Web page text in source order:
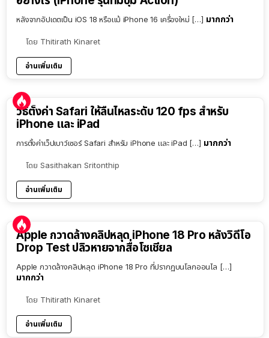
หลังจากอัปเดตเป็น iOS 18 หรือแม้ iPhone 16 เครื่องใหม่ […] มากกว่า
โดย Thitirath Kinaret
อ่านเพิ่มเติม
วิธีตั้งค่า Safari ให้ลื่นไหลระดับ 120 fps สำหรับ
iPhone และ iPad
การตั้งค่าเว็ปเบาว์เซอร์ Safari สำหรับ iPhone และ iPad […] มากกว่า
โดย Sasithakan Sritonthip
อ่านเพิ่มเติม
Apple กวาดล้างคลิปหลุด iPhone 18 Pro หลังวิดีโอ
Drop Test ปลิวหายจากสื่อโซเชียล
Apple กวาดล้างคลิปหลุด iPhone 18 Pro ที่ปรากฏบนโลกออนไล […]
มากกว่า
โดย Thitirath Kinaret
อ่านเพิ่มเติม